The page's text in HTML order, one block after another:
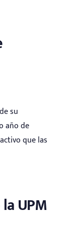
su
año de
que las
UPM